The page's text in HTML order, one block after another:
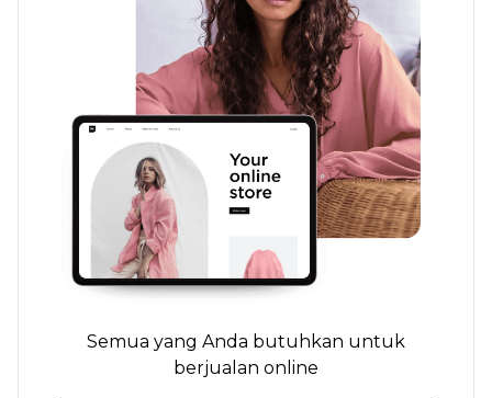
Semua yang Anda butuhkan untuk
berjualan online